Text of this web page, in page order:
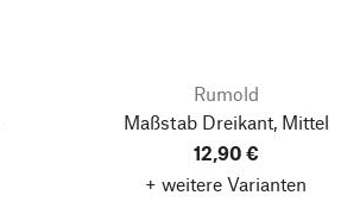
Rumold
Maßstab Dreikant, Mittel
12,90 €
+ weitere Varianten